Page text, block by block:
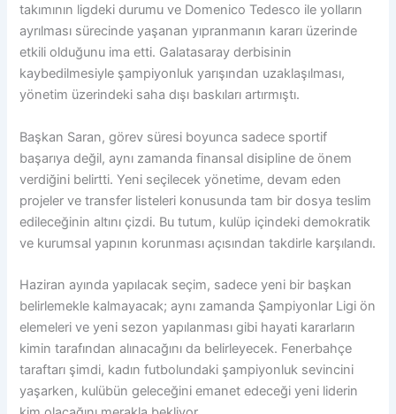
takımının ligdeki durumu ve Domenico Tedesco ile yolların
ayrılması sürecinde yaşanan yıpranmanın kararı üzerinde
etkili olduğunu ima etti. Galatasaray derbisinin
kaybedilmesiyle şampiyonluk yarışından uzaklaşılması,
yönetim üzerindeki saha dışı baskıları artırmıştı.
Başkan Saran, görev süresi boyunca sadece sportif
başarıya değil, aynı zamanda finansal disipline de önem
verdiğini belirtti. Yeni seçilecek yönetime, devam eden
projeler ve transfer listeleri konusunda tam bir dosya teslim
edileceğinin altını çizdi. Bu tutum, kulüp içindeki demokratik
ve kurumsal yapının korunması açısından takdirle karşılandı.
Haziran ayında yapılacak seçim, sadece yeni bir başkan
belirlemekle kalmayacak; aynı zamanda Şampiyonlar Ligi ön
elemeleri ve yeni sezon yapılanması gibi hayati kararların
kimin tarafından alınacağını da belirleyecek. Fenerbahçe
taraftarı şimdi, kadın futbolundaki şampiyonluk sevincini
yaşarken, kulübün geleceğini emanet edeceği yeni liderin